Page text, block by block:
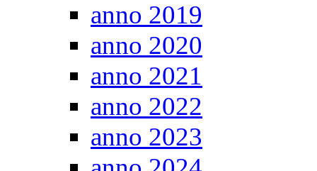
anno 2019
anno 2020
anno 2021
anno 2022
anno 2023